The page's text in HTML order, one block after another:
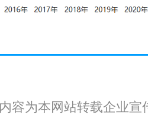
容为本网站转载企业宣